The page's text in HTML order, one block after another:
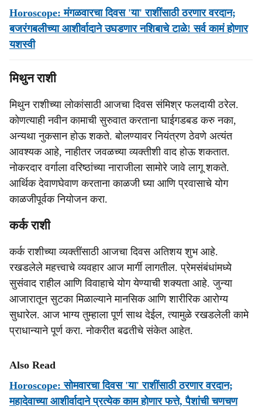
Horoscope: मंगळवारचा दिवस 'या' राशींसाठी ठरणार वरदान;
बजरंगबलीच्या आशीर्वादाने उघडणार नशिबाचे टाळे! सर्व कामं होणार
यशस्वी
मिथुन राशी
मिथुन राशीच्या लोकांसाठी आजचा दिवस संमिश्र फलदायी ठरेल.
कोणत्याही नवीन कामाची सुरुवात करताना घाईगडबड करु नका,
अन्यथा नुकसान होऊ शकते. बोलण्यावर नियंत्रण ठेवणे अत्यंत
आवश्यक आहे, नाहीतर जवळच्या व्यक्तीशी वाद होऊ शकतात.
नोकरदार वर्गाला वरिष्ठांच्या नाराजीला सामोरे जावे लागू शकते.
आर्थिक देवाणघेवाण करताना काळजी घ्या आणि प्रवासाचे योग
काळजीपूर्वक नियोजन करा.
कर्क राशी
कर्क राशीच्या व्यक्तींसाठी आजचा दिवस अतिशय शुभ आहे.
रखडलेले महत्त्वाचे व्यवहार आज मार्गी लागतील. प्रेमसंबंधांमध्ये
सुसंवाद राहील आणि विवाहाचे योग येण्याची शक्यता आहे. जुन्या
आजारातून सुटका मिळाल्याने मानसिक आणि शारीरिक आरोग्य
सुधारेल. आज भाग्य तुम्हाला पूर्ण साथ देईल, त्यामुळे रखडलेली कामे
प्राधान्याने पूर्ण करा. नोकरीत बढतीचे संकेत आहेत.
Also Read
Horoscope: सोमवारचा दिवस 'या' राशींसाठी ठरणार वरदान;
महादेवाच्या आशीर्वादाने प्रत्येक काम होणार फत्ते, पैशांची चणचण